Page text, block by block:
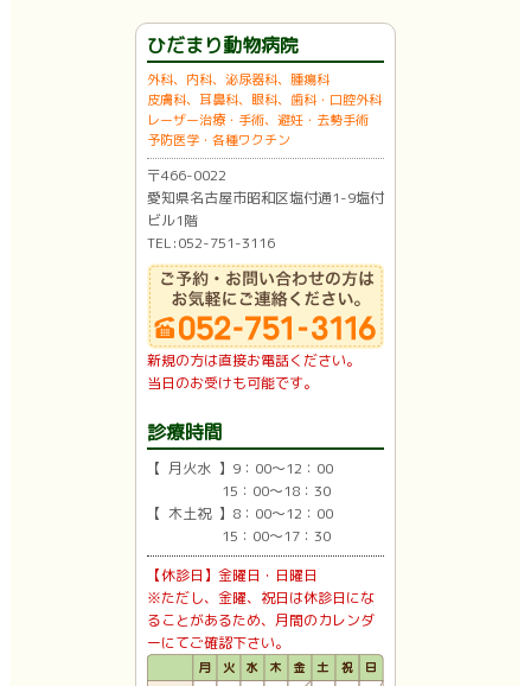
ひだまり動物病院
外科、内科、泌尿器科、腫瘍科
皮膚科、耳鼻科、眼科、歯科・口腔外科
レーザー治療・手術、避妊・去勢手術
予防医学・各種ワクチン
〒466-0022
愛知県名古屋市昭和区塩付通1-9塩付
ビル1階
TEL:052-751-3116
新規の方は直接お電話ください。
当日のお受けも可能です。
診療時間
【 月火水 】9：00〜12：00
15：00〜18：30
【 木土祝 】8：00〜12：00
15：00〜17：30
【休診日】金曜日・日曜日
※ただし、金曜、祝日は休診日にな
ることがあるため、月間のカレンダ
ーにてご確認下さい。